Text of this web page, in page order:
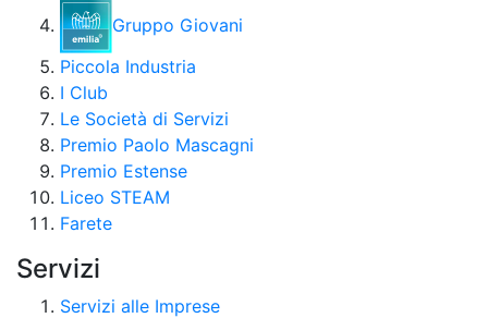
Gruppo Giovani
Piccola Industria
I Club
Le Società di Servizi
Premio Paolo Mascagni
Premio Estense
Liceo STEAM
Farete
Servizi
Servizi alle Imprese